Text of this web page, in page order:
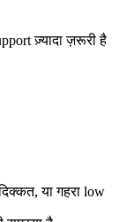
ज़्यादा ज़रूरी है
या गहरा low